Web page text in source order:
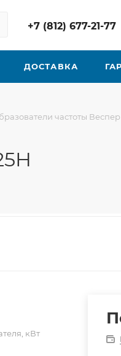
+7 (812) 677-21-77
ДОСТАВКА
частоты Веспер
кВт